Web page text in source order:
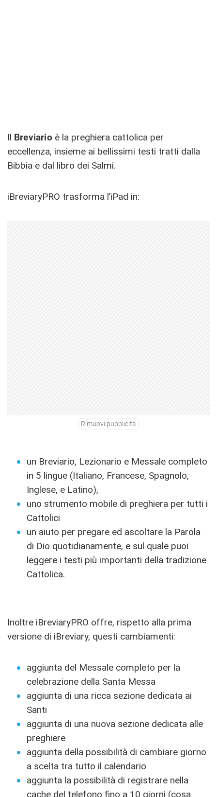
Il Breviario è la preghiera cattolica per
eccellenza, insieme ai bellissimi testi tratti dalla
Bibbia e dal libro dei Salmi.
iBreviaryPRO trasforma l’iPad in:
Rimuovi pubblicità
un Breviario, Lezionario e Messale completo
in 5 lingue (Italiano, Francese, Spagnolo,
Inglese, e Latino),
uno strumento mobile di preghiera per tutti i
Cattolici
un aiuto per pregare ed ascoltare la Parola
di Dio quotidianamente, e sul quale puoi
leggere i testi più importanti della tradizione
Cattolica.
Inoltre iBreviaryPRO offre, rispetto alla prima
versione di iBreviary, questi cambiamenti:
aggiunta del Messale completo per la
celebrazione della Santa Messa
aggiunta di una ricca sezione dedicata ai
Santi
aggiunta di una nuova sezione dedicata alle
preghiere
aggiunta della possibilità di cambiare giorno
a scelta tra tutto il calendario
aggiunta la possibilità di registrare nella
cache del telefono fino a 10 giorni (cosa